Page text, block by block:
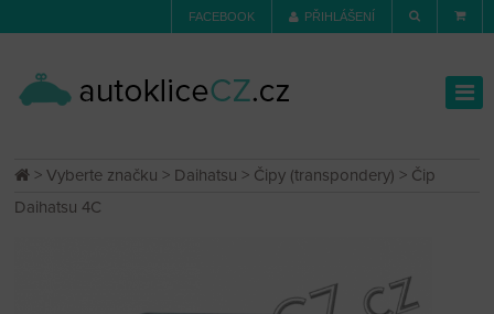
FACEBOOK PŘIHLÁŠENÍ
>Vyberte značku > Daihatsu > Čipy (transpondery) > Čip
Daihatsu 4C